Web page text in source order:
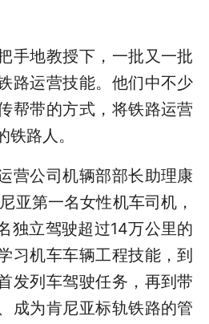
地教授下，一批又一批
路运营技能。他们中不少
帮带的方式，将铁路运营
路人。
公司机辆部部长助理康
亚第一名女性机车司机，
独立驾驶超过14万公里的
习机车车辆工程技能，到
发列车驾驶任务，再到带
成为肯尼亚标轨铁路的管